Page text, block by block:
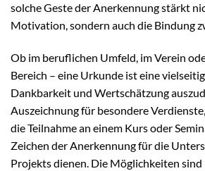
solche Geste der Anerkennung stärkt
Motivation, sondern auch die Bindung
Ob im beruflichen Umfeld, im Verein
Bereich – eine Urkunde ist eine
Dankbarkeit und Wertschätzung
Auszeichnung für besondere
die Teilnahme an einem Kurs oder
Zeichen der Anerkennung für die
Projekts dienen. Die Möglichkeiten sind